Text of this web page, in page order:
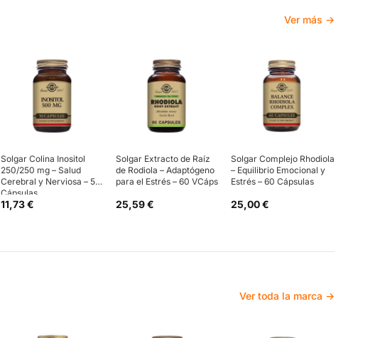
Ver más →
Solgar Colina Inositol
250/250 mg – Salud
Cerebral y Nerviosa – 50
Cápsulas
11,73 €
Solgar Extracto de Raíz
de Rodiola – Adaptógeno
para el Estrés – 60 VCáps
25,59 €
Solgar Complejo Rhodiola
– Equilibrio Emocional y
Estrés – 60 Cápsulas
25,00 €
Ver toda la marca →